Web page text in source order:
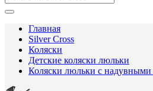
Главная
Silver Cross
Коляски
Детские коляски люльки
Коляски люльки с надувными